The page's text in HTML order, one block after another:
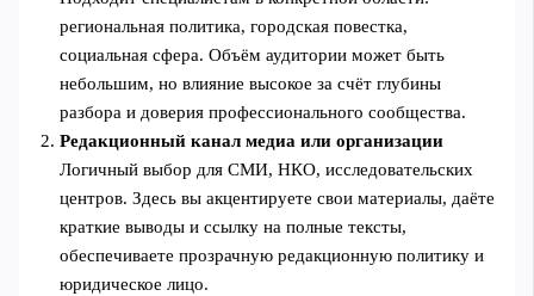
региональная политика, городская повестка,
социальная сфера. Объём аудитории может быть
небольшим, но влияние высокое за счёт глубины
разбора и доверия профессионального сообщества.
Редакционный канал медиа или организации
Логичный выбор для СМИ, НКО, исследовательских
центров. Здесь вы акцентируете свои материалы, даёте
краткие выводы и ссылку на полные тексты,
обеспечиваете прозрачную редакционную политику и
юридическое лицо.